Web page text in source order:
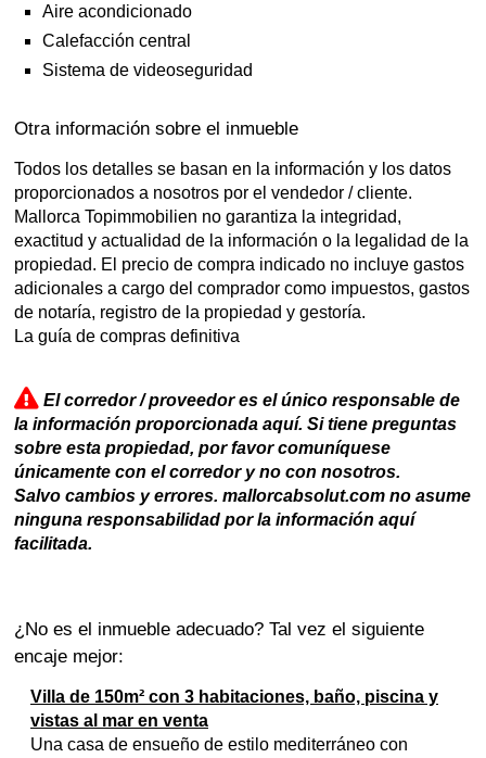
Aire acondicionado
Calefacción central
Sistema de videoseguridad
Otra información sobre el inmueble
Todos los detalles se basan en la información y los datos
proporcionados a nosotros por el vendedor / cliente.
Mallorca Topimmobilien no garantiza la integridad,
exactitud y actualidad de la información o la legalidad de la
propiedad. El precio de compra indicado no incluye gastos
adicionales a cargo del comprador como impuestos, gastos
de notaría, registro de la propiedad y gestoría.
La guía de compras definitiva
El corredor / proveedor es el único responsable de
la información proporcionada aquí. Si tiene preguntas
sobre esta propiedad, por favor comuníquese
únicamente con el corredor y no con nosotros.
Salvo cambios y errores. mallorcabsolut.com no asume
ninguna responsabilidad por la información aquí
facilitada.
¿No es el inmueble adecuado? Tal vez el siguiente
encaje mejor:
Villa de 150m² con 3 habitaciones, baño, piscina y
vistas al mar en venta
Una casa de ensueño de estilo mediterráneo con